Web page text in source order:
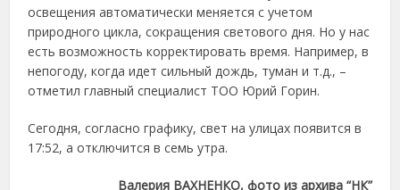
освещения автоматически меняется с учетом
природного цикла, сокращения светового дня. Но у нас
есть возможность корректировать время. Например, в
непогоду, когда идет сильный дождь, туман и т.д., –
отметил главный специалист ТОО Юрий Горин.
Сегодня, согласно графику, свет на улицах появится в
17:52, а отключится в семь утра.
Валерия ВАХНЕНКО, фото из архива “НК”